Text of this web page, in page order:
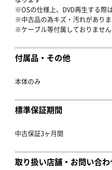
※OSの仕様上、DVD再生する際
※中古品の為キズ・汚れがあり
※ケーブル等付属しておりませ
付属品・その他
本体のみ
標準保証期間
中古保証3ヶ月間
取り扱い店舗・お問い合わ